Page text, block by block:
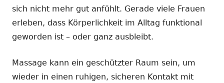
sich nicht mehr gut anfühlt. Gerade viele Frauen
erleben, dass Körperlichkeit im Alltag funktional
geworden ist – oder ganz ausbleibt.
Massage kann ein geschützter Raum sein, um
wieder in einen ruhigen, sicheren Kontakt mit